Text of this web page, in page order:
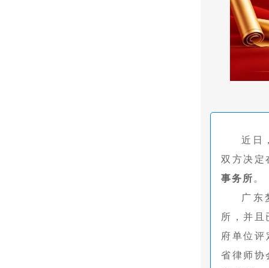
近日
双方决定
事务所 。
广东
所，并且
府单位
省律师协